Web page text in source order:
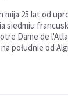
mija 25 lat od
siedmiu
Dame de
południe od